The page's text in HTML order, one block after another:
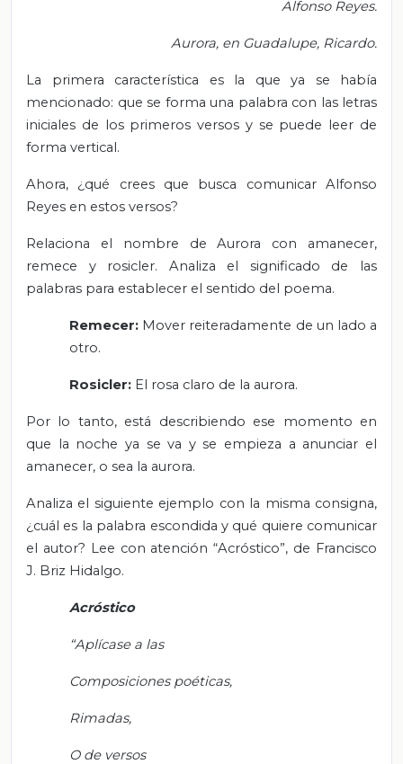
Alfonso Reyes.
Aurora, en Guadalupe, Ricardo.
La primera característica es la que ya se había
mencionado: que se forma una palabra con las letras
iniciales de los primeros versos y se puede leer de
forma vertical.
Ahora, ¿qué crees que busca comunicar Alfonso
Reyes en estos versos?
Relaciona el nombre de Aurora con amanecer,
remece y rosicler. Analiza el significado de las
palabras para establecer el sentido del poema.
Remecer: Mover reiteradamente de un lado a
otro.
Rosicler: El rosa claro de la aurora.
Por lo tanto, está describiendo ese momento en
que la noche ya se va y se empieza a anunciar el
amanecer, o sea la aurora.
Analiza el siguiente ejemplo con la misma consigna,
¿cuál es la palabra escondida y qué quiere comunicar
el autor? Lee con atención “Acróstico”, de Francisco
J. Briz Hidalgo.
Acróstico
“Aplícase a las
Composiciones poéticas,
Rimadas,
O de versos